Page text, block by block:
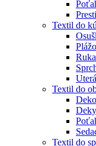
Textil do
Textil do
Textil do